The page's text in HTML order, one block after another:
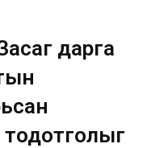
дарга
тодотголыг